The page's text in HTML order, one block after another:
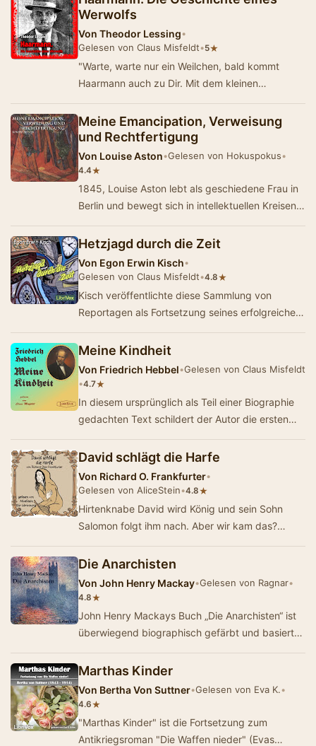
Werwolfs
Von Theodor Lessing•
Gelesen von Claus Misfeldt•5★
"Warte, warte nur ein Weilchen, bald kommt
Haarmann auch zu Dir. Mit dem kleinen
So…
Meine Emancipation, Verweisung
und Rechtfertigung
Von Louise Aston•Gelesen von Hokuspokus•
4.4★
1845, Louise Aston lebt als geschiedene Frau in
Berlin und bewegt sich in intellektuellen Kreisen.
Hetzjagd durch die Zeit
Von Egon Erwin Kisch•
Gelesen von Claus Misfeldt•4.8★
Kisch veröffentlichte diese Sammlung von
Reportagen als Fortsetzung seines erfolgreichen
Meine Kindheit
Von Friedrich Hebbel•Gelesen von Claus Misfeldt
•4.7★
In diesem ursprünglich als Teil einer Biographie
gedachten Text schildert der Autor die ersten
David schlägt die Harfe
Von Richard O. Frankfurter•
Gelesen von AliceStein•4.8★
Hirtenknabe David wird König und sein Sohn
Salomon folgt ihm nach. Aber wir kam das?
d…
Die Anarchisten
Von John Henry Mackay•Gelesen von Ragnar•
4.8★
John Henry Mackays Buch „Die Anarchisten“ ist
überwiegend biographisch gefärbt und basiert
Marthas Kinder
Von Bertha Von Suttner•Gelesen von Eva K.•
4.6★
"Marthas Kinder" ist die Fortsetzung zum
Antikriegsroman "Die Waffen nieder" (Evas